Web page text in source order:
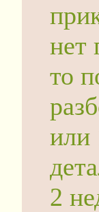
нет
то
или
2